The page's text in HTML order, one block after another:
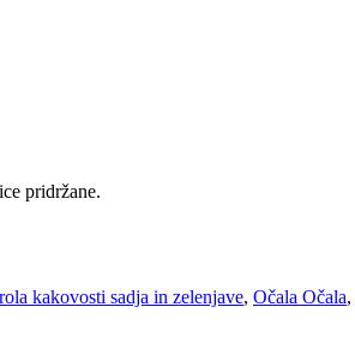
pridržane.
kakovosti sadja in zelenjave, Očala Očala,